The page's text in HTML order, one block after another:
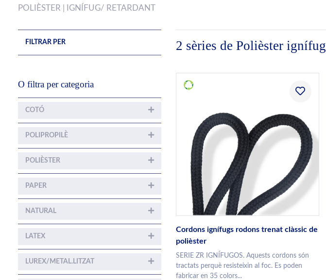
POLIÈSTER | IGNÍFUG/ RETARDANT
FILTRAR PER
O filtra per categoria
COTÓ
POLIPROPILÈ
POLIÈSTER
PAPER
NATURAL
LATEX
LUREX/METAL.LITZAT
2 sèries de Polièster ignífug
Cordons ignífugs rodons trenat clàssic de
polièster
SERIE ZR IGNÍFUGOS. Aquests cordons són
tractats perquè resisteixin al foc. Es poden
fabricar en 35 colors...